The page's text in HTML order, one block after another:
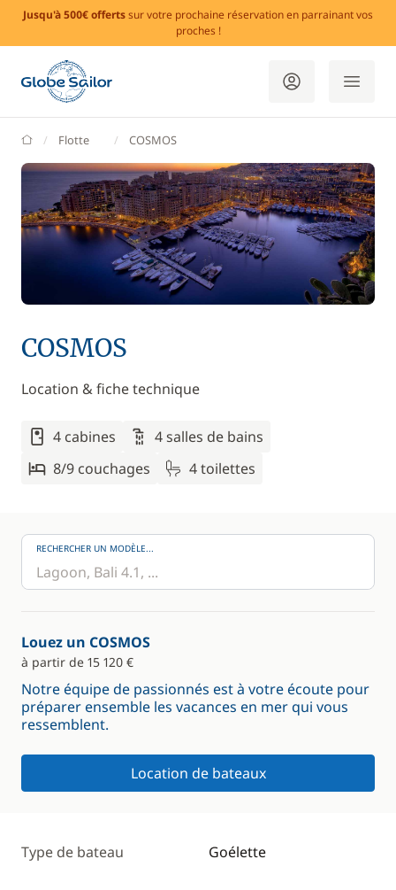
Jusqu'à 500€ offertssur votre prochaine réservation en parrainant vos
proches !
GlobeSailor
Flotte COSMOS
COSMOS
Location & fiche technique
4 cabines
4 salles de bains
8/9 couchages
4 toilettes
RECHERCHER UN MODÈLE...
Louez un COSMOS
à partir de 15 120 €
Notre équipe de passionnés est à votre écoute pour
préparer ensemble les vacances en mer qui vous
ressemblent.
Location de bateaux
Type de bateau Goélette